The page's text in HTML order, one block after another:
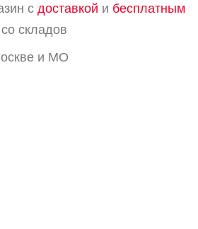
с доставкой и бесплатным
со складов
и МО